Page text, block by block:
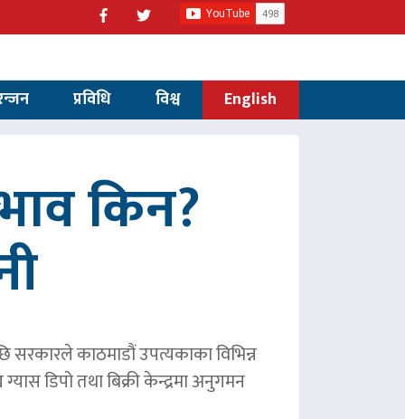
प्रविधि विश्व English
किन?
सरकारले काठमाडौं उपत्यकाका विभिन्न
डिपो तथा बिक्री केन्द्रमा अनुगमन